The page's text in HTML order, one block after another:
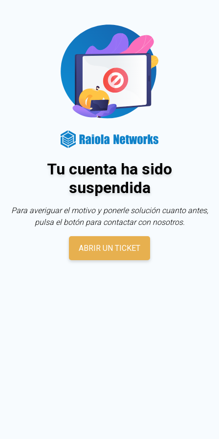
Tu cuenta ha sido
suspendida
Para averiguar el motivo y ponerle solución cuanto antes,
pulsa el botón para contactar con nosotros.
ABRIR UN TICKET